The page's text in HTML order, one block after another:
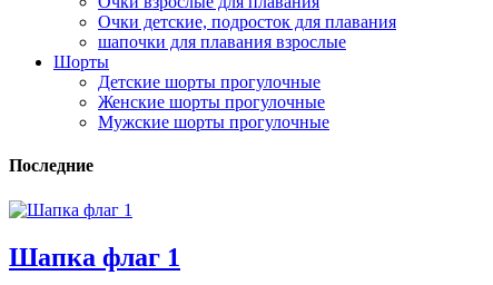
Очки детские, подросток для плавания
шапочки для плавания взрослые
Шорты
Детские шорты прогулочные
Женские шорты прогулочные
Мужские шорты прогулочные
Последние
Шапка флаг 1